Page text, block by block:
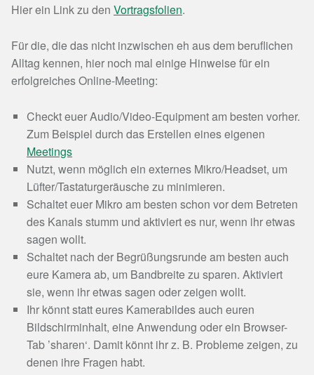
Hier ein Link zu den Vortragsfolien.
Für die, die das nicht inzwischen eh aus dem beruflichen
Alltag kennen, hier noch mal einige Hinweise für ein
erfolgreiches Online-Meeting:
Checkt euer Audio/Video-Equipment am besten vorher.
Zum Beispiel durch das Erstellen eines eigenen
Meetings
Nutzt, wenn möglich ein externes Mikro/Headset, um
Lüfter/Tastaturgeräusche zu minimieren.
Schaltet euer Mikro am besten schon vor dem Betreten
des Kanals stumm und aktiviert es nur, wenn ihr etwas
sagen wollt.
Schaltet nach der Begrüßungsrunde am besten auch
eure Kamera ab, um Bandbreite zu sparen. Aktiviert
sie, wenn ihr etwas sagen oder zeigen wollt.
Ihr könnt statt eures Kamerabildes auch euren
Bildschirminhalt, eine Anwendung oder ein Browser-
Tab ’sharen‘. Damit könnt ihr z. B. Probleme zeigen, zu
denen ihre Fragen habt.